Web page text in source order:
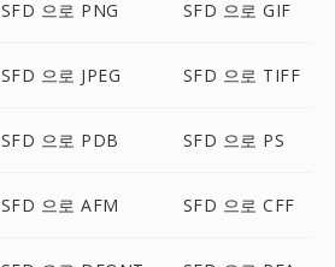
SFD 으로 PNG SFD 으로 GIF
SFD 으로 JPEG SFD 으로 TIFF
SFD 으로 PDB SFD 으로 PS
SFD 으로 AFM SFD 으로 CFF